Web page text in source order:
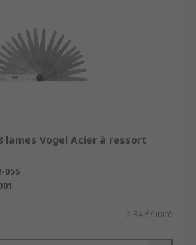
lames Vogel Acier à ressort
055
2,84 €/unité